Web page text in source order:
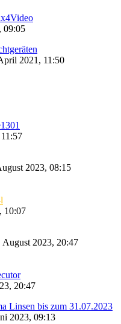
09:05
2021, 11:50
2023, 08:15
10:07
2023, 20:47
20:47
Linsen bis zum 31.07.2023
2023, 09:13